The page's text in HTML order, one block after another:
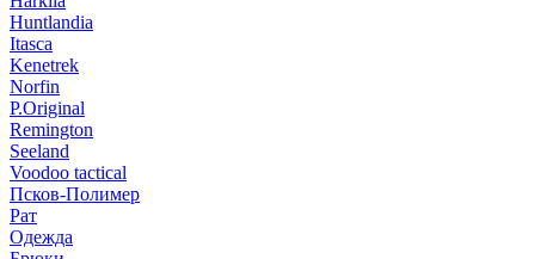
Huntlandia
Itasca
Kenetrek
Norfin
P.Original
Remington
Seeland
Voodoo tactical
Псков-Полимер
Рат
Одежда